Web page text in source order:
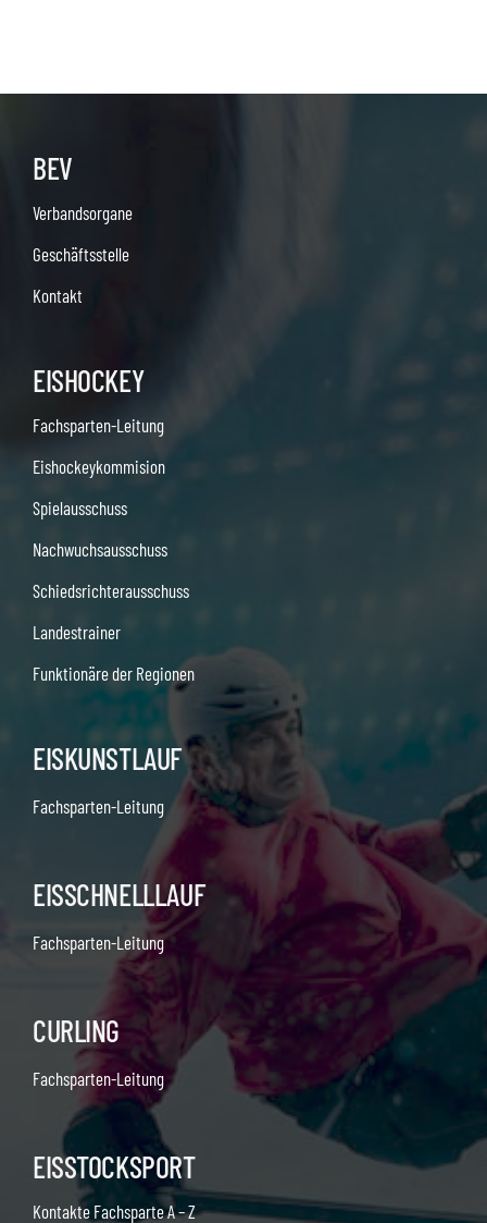
BEV
Verbandsorgane
Geschäftsstelle
Kontakt
EISHOCKEY
Fachsparten-Leitung
Eishockeykommision
Spielausschuss
Nachwuchsausschuss
Schiedsrichterausschuss
Landestrainer
Funktionäre der Regionen
EISKUNSTLAUF
Fachsparten-Leitung
EISSCHNELLLAUF
Fachsparten-Leitung
CURLING
Fachsparten-Leitung
EISSTOCKSPORT
Kontakte Fachsparte A – Z